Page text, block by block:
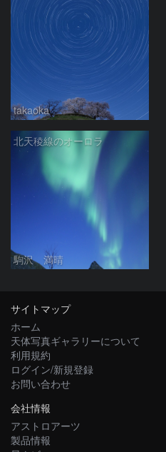
takaoka
北天稜線のオーロラ
駒沢 満晴
サイトマップ
ホーム
天体写真ギャラリーについて
利用規約
ログイン/新規登録
お問い合わせ
会社情報
アストロアーツ
製品情報